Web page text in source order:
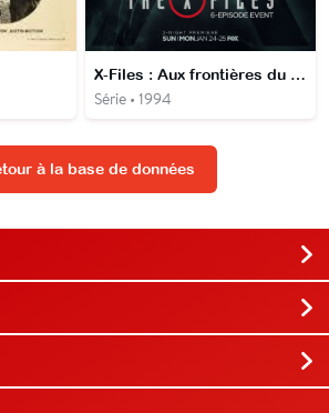
X-Files : Aux frontières du Réel
Série • 1994
à la base de données